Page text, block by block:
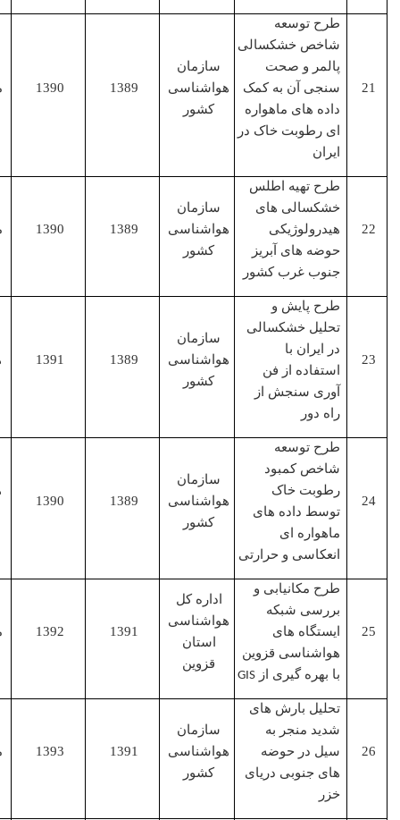
طرح توسعه
شاخص خشکسالی
پالمر و صحت
سنجی آن به کمک
داده های ماهواره
ای رطوبت خاک در
هواشناسی
کشور
1389 مجری
طرح تهیه اطلس
خشکسالی های
هیدرولوژیکی
حوضه های آبریز
جنوب غرب کشور
سازمان
هواشناسی
کشور
1389 مجری
طرح پایش و
تحلیل خشکسالی
در ایران با
استفاده از فن
آوری سنجش از
سازمان
هواشناسی
1389 همکار
طرح توسعه
شاخص کمبود
رطوبت خاک
توسط داده های
ماهواره ای
انعکاسی و حرارتی
هواشناسی
کشور
1389
طرح مکانیابی و
بررسی شبکه
ایستگاه های
هواشناسی قزوین
با بهره گیری ازGIS
اداره کل
هواشناسی
قزوین
1391 مجری
تحلیل بارش های
شدید منجر به
سیل در حوضه
های جنوبی دریای
هواشناسی
کشور
1391 مجری